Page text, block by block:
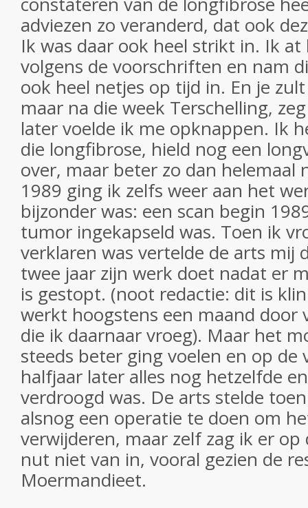
adviezen zo veranderd, dat ook
Ik was daar ook heel strikt in. Ik
volgens de voorschriften en nam
ook heel netjes op tijd in. En je
maar na die week Terschelling,
later voelde ik me opknappen. Ik
die longfibrose, hield nog een
over, maar beter zo dan helemaal
1989 ging ik zelfs weer aan het
bijzonder was: een scan begin
tumor ingekapseld was. Toen ik
verklaren was vertelde de arts mij
twee jaar zijn werk doet nadat er
is gestopt. (noot redactie: dit is
werkt hoogstens een maand door
die ik daarnaar vroeg). Maar het
steeds beter ging voelen en op de
halfjaar later alles nog hetzelfde
verdroogd was. De arts stelde
alsnog een operatie te doen om
verwijderen, maar zelf zag ik er
nut niet van in, vooral gezien de
Moermandieet.